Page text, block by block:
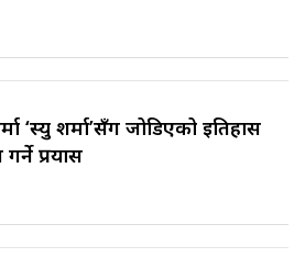
‘स्यु शर्मा’सँग जोडिएको इतिहास
प्रयास